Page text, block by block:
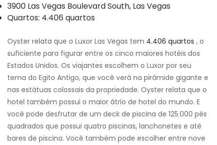
3900 Las Vegas Boulevard South, Las Vegas
Quartos: 4.406 quartos
Oyster relata que o Luxor Las Vegas tem 4.406 quartos , o
suficiente para figurar entre os cinco maiores hotéis dos
Estados Unidos. Os viajantes escolhem o Luxor por seu
tema do Egito Antigo, que você verá na pirâmide gigante e
nas estátuas colossais da propriedade. Oyster relata que o
hotel também possui o maior átrio de hotel do mundo. E
você pode desfrutar de um deck de piscina de 125.000 pés
quadrados que possui quatro piscinas, lanchonetes e até
bares de piscina. Você também pode escolher entre nove